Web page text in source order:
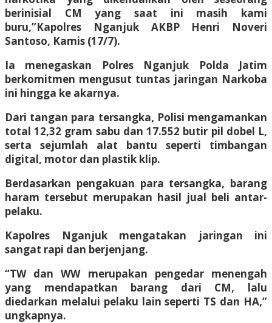
berinisial CM yang saat ini masih kami
buru,”Kapolres Nganjuk AKBP Henri Noveri
Santoso, Kamis (17/7).
Ia menegaskan Polres Nganjuk Polda Jatim
berkomitmen mengusut tuntas jaringan Narkoba
ini hingga ke akarnya.
Dari tangan para tersangka, Polisi mengamankan
total 12,32 gram sabu dan 17.552 butir pil dobel L,
serta sejumlah alat bantu seperti timbangan
digital, motor dan plastik klip.
Berdasarkan pengakuan para tersangka, barang
haram tersebut merupakan hasil jual beli antar-
pelaku.
Kapolres Nganjuk mengatakan jaringan ini
sangat rapi dan berjenjang.
“TW dan WW merupakan pengedar menengah
yang mendapatkan barang dari CM, lalu
diedarkan melalui pelaku lain seperti TS dan HA,”
ungkapnya.